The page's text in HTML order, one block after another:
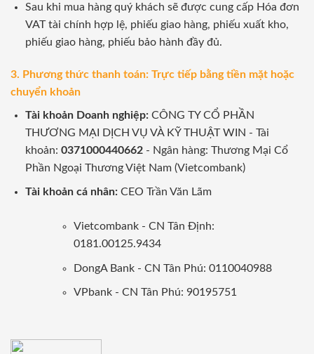
Sau khi mua hàng quý khách sẽ được cung cấp Hóa đơn
VAT tài chính hợp lệ, phiếu giao hàng, phiếu xuất kho,
phiếu giao hàng, phiếu bảo hành đầy đủ.
3. Phương thức thanh toán: Trực tiếp bằng tiền mặt hoặc
chuyển khoản
Tài khoản Doanh nghiệp:CÔNG TY CỔ PHẦN
THƯƠNG MẠI DỊCH VỤ VÀ KỸ THUẬT WIN - Tài
khoản: 0371000440662- Ngân hàng: Thương Mại Cổ
Phần Ngoại Thương Việt Nam (Vietcombank)
Tài khoản cá nhân: CEO Trần Văn Lãm
Vietcombank - CN Tân Định:
0181.00125.9434
DongA Bank - CN Tân Phú: 0110040988
VPbank - CN Tân Phú: 90195751